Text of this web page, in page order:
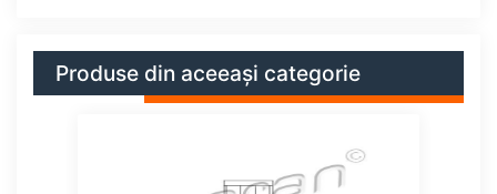
Produse din aceeași categorie